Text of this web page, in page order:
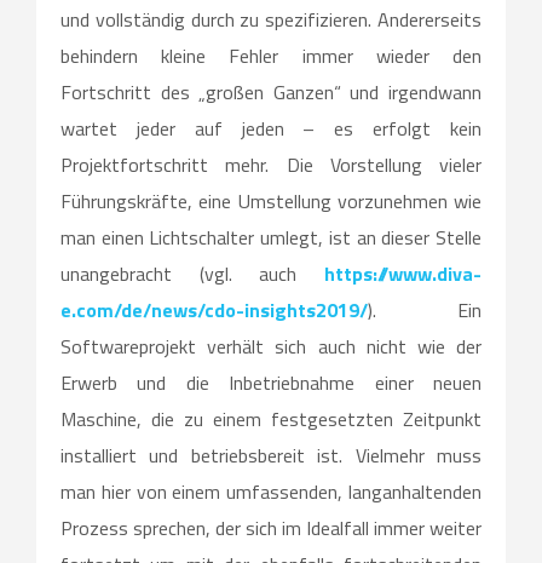
und vollständig durch zu spezifizieren. Andererseits
behindern kleine Fehler immer wieder den
Fortschritt des „großen Ganzen“ und irgendwann
wartet jeder auf jeden – es erfolgt kein
Projektfortschritt mehr. Die Vorstellung vieler
Führungskräfte, eine Umstellung vorzunehmen wie
man einen Lichtschalter umlegt, ist an dieser Stelle
unangebracht (vgl. auch https://www.diva-
e.com/de/news/cdo-insights2019/). Ein
Softwareprojekt verhält sich auch nicht wie der
Erwerb und die Inbetriebnahme einer neuen
Maschine, die zu einem festgesetzten Zeitpunkt
installiert und betriebsbereit ist. Vielmehr muss
man hier von einem umfassenden, langanhaltenden
Prozess sprechen, der sich im Idealfall immer weiter